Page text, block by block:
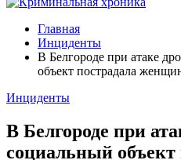
Главная
Инциденты
В Белгороде при атаке
объект пострадала
Инциденты
В Белгороде при
социальный объект